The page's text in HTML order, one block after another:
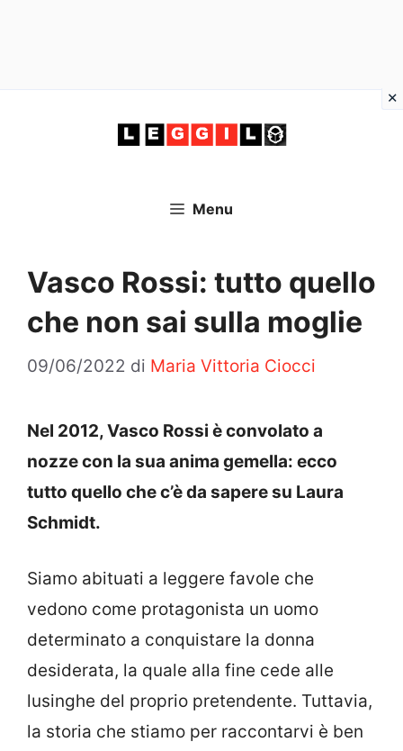
Menu
Vasco Rossi: tutto quello
che non sai sulla moglie
09/06/2022 di Maria Vittoria Ciocci
Nel 2012, Vasco Rossi è convolato a
nozze con la sua anima gemella: ecco
tutto quello che c’è da sapere su Laura
Schmidt.
Siamo abituati a leggere favole che
vedono come protagonista un uomo
determinato a conquistare la donna
desiderata, la quale alla fine cede alle
lusinghe del proprio pretendente. Tuttavia,
la storia che stiamo per raccontarvi è ben